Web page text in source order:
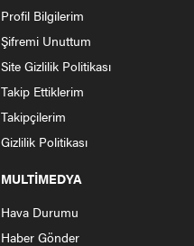
Profil Bilgilerim
Şifremi Unuttum
Site Gizlilik Politikası
Takip Ettiklerim
Takipçilerim
Gizlilik Politikası
MULTİMEDYA
Hava Durumu
Haber Gönder